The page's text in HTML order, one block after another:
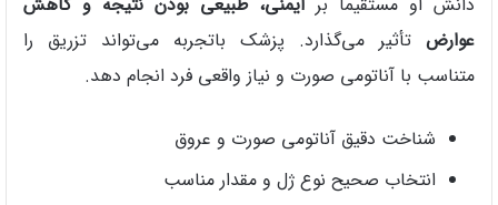
عوارض تأثیر می‌گذارد. پزشک باتجربه می‌تواند تزریق را
متناسب با آناتومی صورت و نیاز واقعی فرد انجام دهد.
شناخت دقیق آناتومی صورت و عروق
انتخاب صحیح نوع ژل و مقدار مناسب